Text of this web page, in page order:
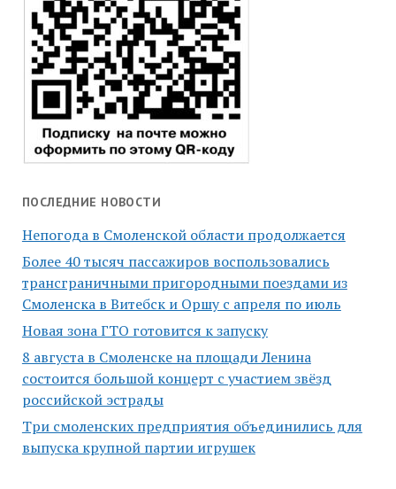
ПОСЛЕДНИЕ НОВОСТИ
Непогода в Смоленской области продолжается
Более 40 тысяч пассажиров воспользовались
трансграничными пригородными поездами из
Смоленска в Витебск и Оршу с апреля по июль
Новая зона ГТО готовится к запуску
8 августа в Смоленске на площади Ленина
состоится большой концерт с участием звёзд
российской эстрады
Три смоленских предприятия объединились для
выпуска крупной партии игрушек